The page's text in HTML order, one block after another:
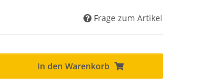
Frage zum Artikel
In den Warenkorb